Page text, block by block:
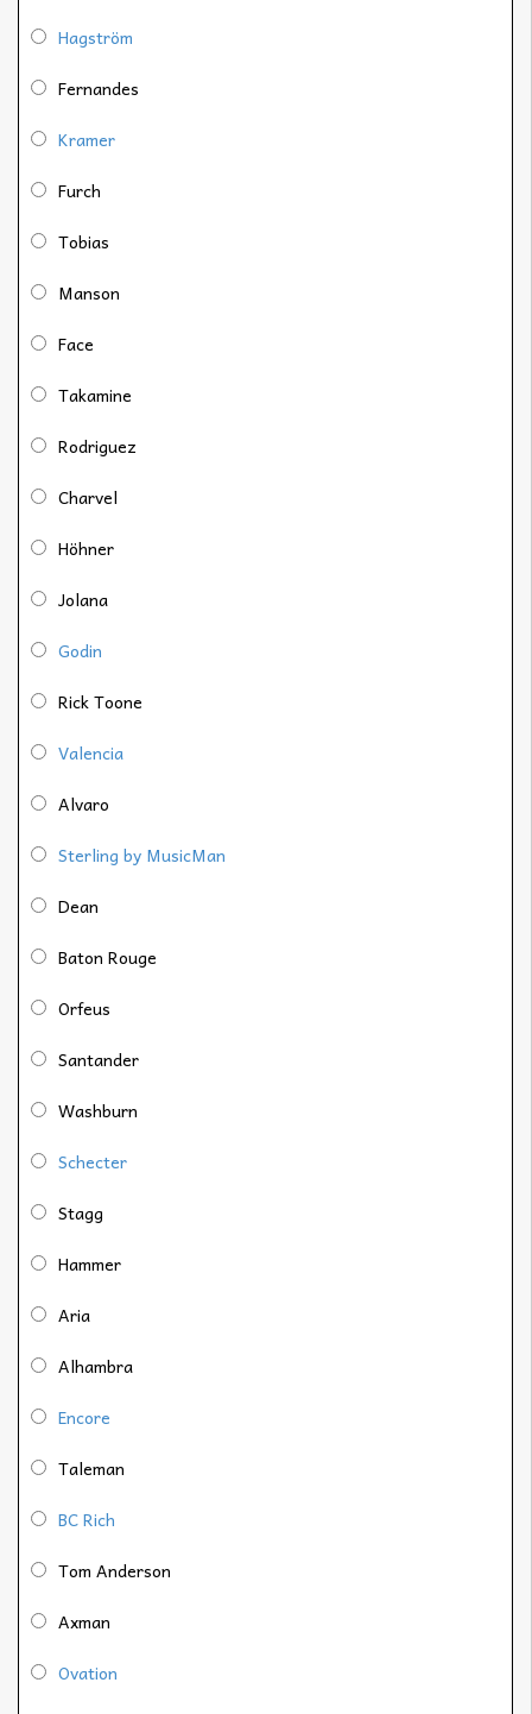
Hagström
Fernandes
Kramer
Furch
Tobias
Manson
Face
Takamine
Rodriguez
Charvel
Höhner
Jolana
Godin
Rick Toone
Valencia
Alvaro
Sterling by MusicMan
Dean
Baton Rouge
Orfeus
Santander
Washburn
Schecter
Stagg
Hammer
Aria
Alhambra
Encore
Taleman
BC Rich
Tom Anderson
Axman
Ovation